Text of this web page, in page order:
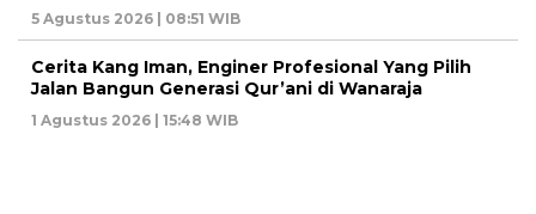
5 Agustus 2026 | 08:51 WIB
Cerita Kang Iman, Enginer Profesional Yang Pilih
Jalan Bangun Generasi Qur’ani di Wanaraja
1 Agustus 2026 | 15:48 WIB